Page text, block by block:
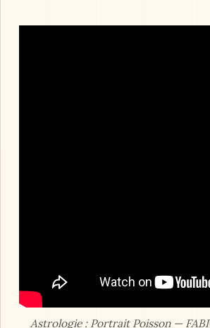
Astrologie : Portrait Poisson —